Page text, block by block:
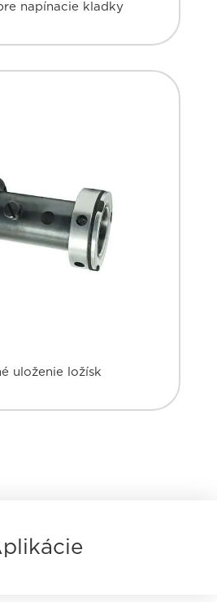
napínacie kladky
uloženie ložísk